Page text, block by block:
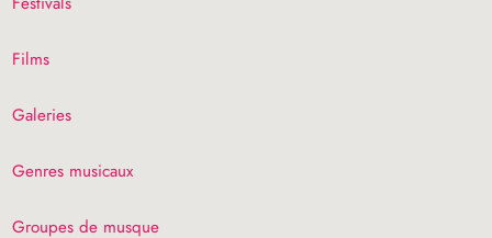
Films
Galeries
Genres musicaux
Groupes de musque